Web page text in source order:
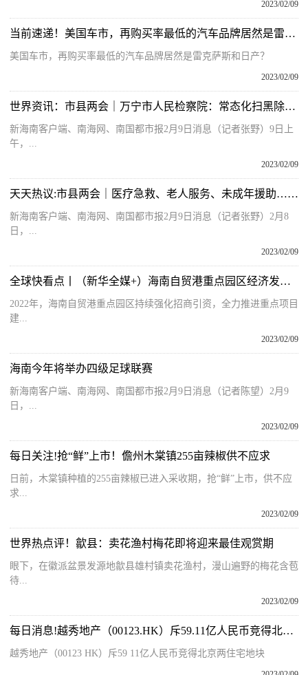
2023/02/09
当前速递！美国车市，再购买率最低的汽车品牌居然是雷克萨斯和日产？
美国车市，再购买率最低的汽车品牌居然是雷克萨斯和日产？
2023/02/09
世界资讯：市县两会｜万宁市人民检察院：常态化扫黑除恶 从严惩治互联网金融、网络诈骗犯罪
新海南客户端、南海网、南国都市报2月9日消息（记者张野）9日上
午，...
2023/02/09
天天热议:市县两会｜医疗急救、老人服务、未成年援助……万宁今年将开展11项为民办实事事项
新海南客户端、南海网、南国都市报2月9日消息（记者张野）2月8
日，...
2023/02/09
全球快看点丨（新华全媒+）海南自贸港重点园区经济发展引擎作用凸显(2)
2022年，海南自贸港重点园区持续强化招商引资，全力推进重点项目
建...
2023/02/09
海南今年将举办四级足球联赛
新海南客户端、南海网、南国都市报2月9日消息（记者陈望）2月9
日，...
2023/02/09
每日关注!抢“鲜”上市！儋州木棠镇255亩辣椒供不应求​
日前，木棠镇种植的255亩辣椒已进入采收期，抢“鲜”上市，供不应
求...
2023/02/09
世界热点评！歙县：卖花渔村梅花即将迎来最佳观赏期
眼下，在徽派盆景发源地歙县雄村镇卖花渔村，漫山遍野的梅花含苞
待...
2023/02/09
每日消息!越秀地产（00123.HK）斥59.11亿人民币竞得北京两住宅地块
越秀地产（00123 HK）斥59 11亿人民币竞得北京两住宅地块